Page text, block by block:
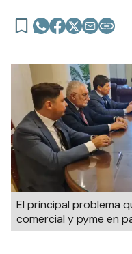
El principal problema
comercial y pyme en